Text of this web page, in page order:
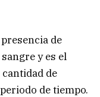
de
y es el
de
de tiempo.